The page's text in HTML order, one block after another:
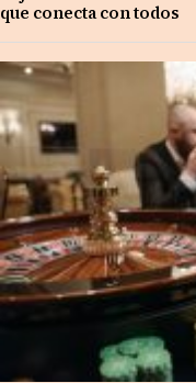
que conecta con todos